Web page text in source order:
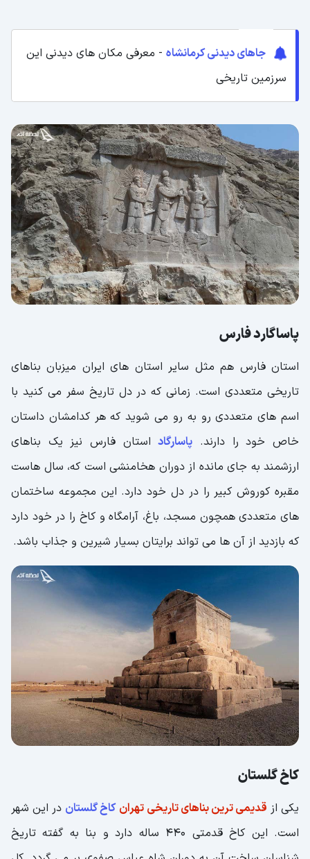
جاهای دیدنی کرمانشاه - معرفی مکان های دیدنی این
سرزمین تاریخی
پاساگارد فارس
استان فارس هم مثل سایر استان های ایران میزبان بناهای
تاریخی متعددی است. زمانی که در دل تاریخ سفر می کنید با
اسم های متعددی رو به رو می شوید که هر کدامشان داستان
خاص خود را دارند. پاسارگاداستان فارس نیز یک بناهای
ارزشمند به جای مانده از دوران هخامنشی است که، سال هاست
مقبره کوروش کبیر را در دل خود دارد. این مجموعه ساختمان
های متعددی همچون مسجد، باغ، آرامگاه و کاخ را در خود دارد
که بازدید از آن ها می تواند برایتان بسیار شیرین و جذاب باشد.
کاخ گلستان
یکی از قدیمی ترین بناهای تاریخی تهران کاخ گلستان در این شهر
است. این کاخ قدمتی 440 ساله دارد و بنا به گفته تاریخ